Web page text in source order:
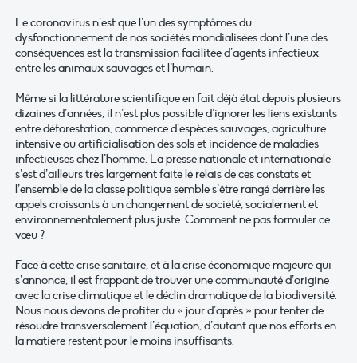
Le coronavirus n’est que l’un des symptômes du
dysfonctionnement de nos sociétés mondialisées dont l’une des
conséquences est la transmission facilitée d’agents infectieux
entre les animaux sauvages et l’humain.
Même si la littérature scientifique en fait déjà état depuis plusieurs
dizaines d’années, il n’est plus possible d’ignorer les liens existants
entre déforestation, commerce d’espèces sauvages, agriculture
intensive ou artificialisation des sols et incidence de maladies
infectieuses chez l’homme. La presse nationale et internationale
s’est d’ailleurs très largement faite le relais de ces constats et
l’ensemble de la classe politique semble s’être rangé derrière les
appels croissants à un changement de société, socialement et
environnementalement plus juste. Comment ne pas formuler ce
vœu ?
Face à cette crise sanitaire, et à la crise économique majeure qui
s’annonce, il est frappant de trouver une communauté d’origine
avec la crise climatique et le déclin dramatique de la biodiversité.
Nous nous devons de profiter du « jour d’après » pour tenter de
résoudre transversalement l’équation, d’autant que nos efforts en
la matière restent pour le moins insuffisants.